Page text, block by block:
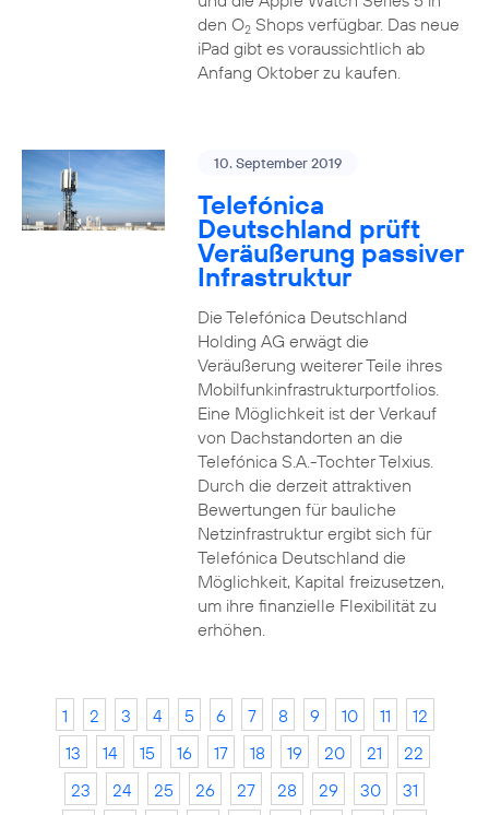
den O2Shops verfügbar. Das neue
iPad gibt es voraussichtlich ab
Anfang Oktober zu kaufen.
10. September 2019
Telefónica
Deutschland prüft
Veräußerung passiver
Infrastruktur
Die Telefónica Deutschland
Holding AG erwägt die
Veräußerung weiterer Teile ihres
Mobilfunkinfrastrukturportfolios.
Eine Möglichkeit ist der Verkauf
von Dachstandorten an die
Telefónica S.A.-Tochter Telxius.
Durch die derzeit attraktiven
Bewertungen für bauliche
Netzinfrastruktur ergibt sich für
Telefónica Deutschland die
Möglichkeit, Kapital freizusetzen,
um ihre finanzielle Flexibilität zu
erhöhen.
1 2 3 4 5 6 7 8 9 10 11
12
13
14 15 16 17 18 19 20 21
22
23
24 25 26 27 28 29 30
31